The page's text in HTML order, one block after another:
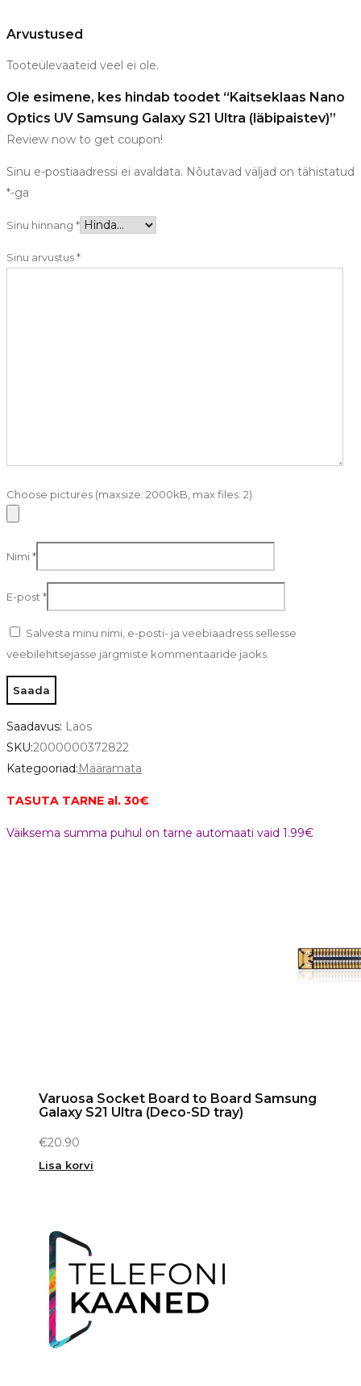
Arvustused
Tooteülevaateid veel ei ole.
Ole esimene, kes hindab toodet “Kaitseklaas Nano
Optics UV Samsung Galaxy S21 Ultra (läbipaistev)”
Review now to get coupon!
Sinu e-postiaadressi ei avaldata. Nõutavad väljad on tähistatud
*-ga
Sinu hinnang *
Sinu arvustus*
Choose pictures (maxsize: 2000kB, max files: 2)
Nimi*
E-post *
Salvesta minu nimi, e-posti- ja veebiaadress sellesse
veebilehitsejasse järgmiste kommentaaride jaoks.
Saadavus: Laos
SKU:2000000372822
Kategooriad:Määramata
TASUTA TARNE al. 30€
Väiksema summa puhul on tarne automaati vaid 1.99€
Varuosa Socket Board to Board Samsung
Galaxy S21 Ultra (Deco-SD tray)
€20.90
Lisa korvi